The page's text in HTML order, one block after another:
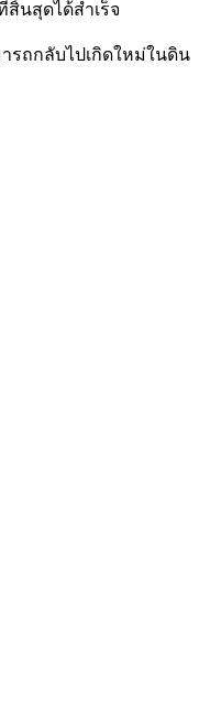
นสุดได้สำเร็จ
ถกลับไปเกิดใหม่ในดิน